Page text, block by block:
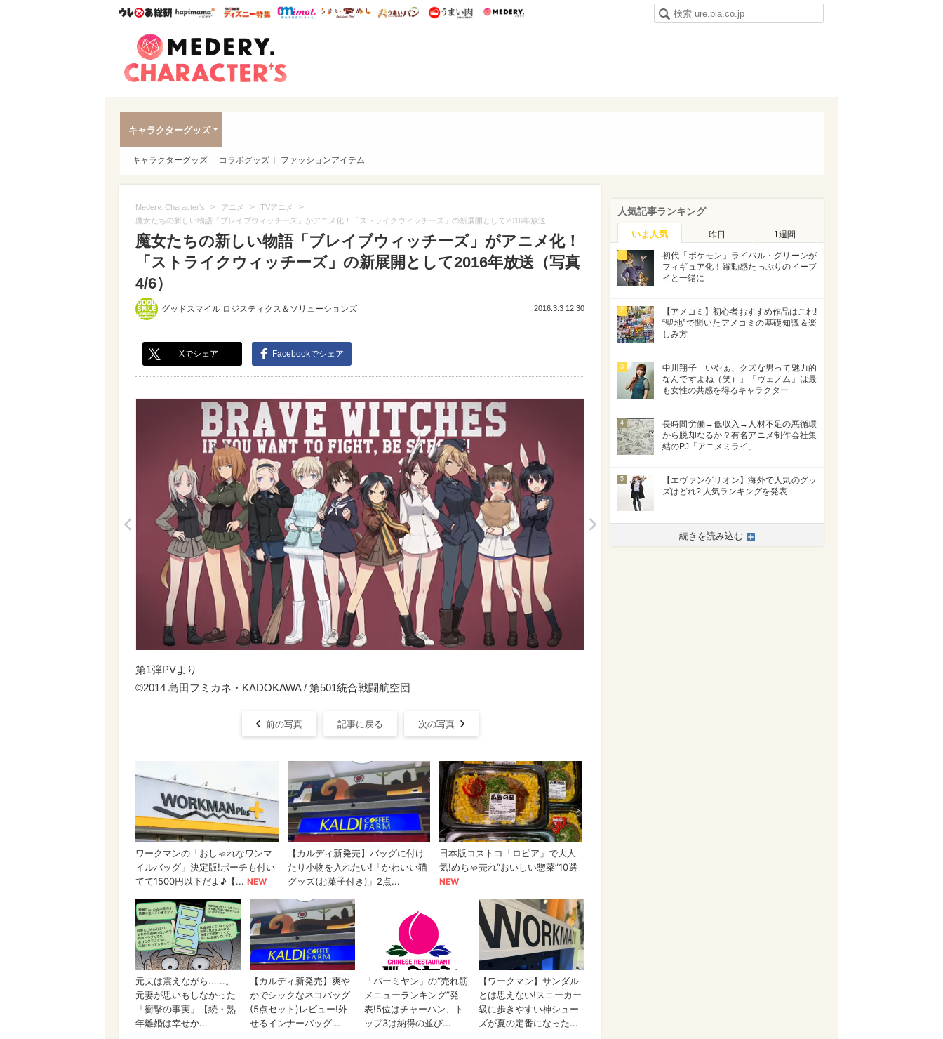
ウレぴあ総研ハピママ* ウレぴあ総研 ディズニー特集
mimot. うまいめし うまいパン うまい肉
キャラクターグッズ
キャラクターグッズ コラボグッズ ファッションアイテム
Medery. Character's > アニメ > TVアニメ >
魔女たちの新しい物語「ブレイブウィッチーズ」がアニメ化！「ストライクウィッチーズ」の新展開として2016年放送
魔女たちの新しい物語「ブレイブウィッチーズ」がアニメ化！
「ストライクウィッチーズ」の新展開として2016年放送（写真
4/6）
グッドスマイル ロジスティクス＆ソリューションズ 2016.3.3 12:30
Xでシェア Facebookでシェア
>
第1弾PVより
©2014 島田フミカネ・KADOKAWA / 第501統合戦闘航空団
前の写真 記事に戻る 次の写真
人気記事ランキング
いま人気 昨日 1週間
1
初代「ポケモン」ライバル・グリーンが
フィギュア化！躍動感たっぷりのイーブ
イと一緒に
2
【アメコミ】初心者おすすめ作品はこれ!
“聖地”で聞いたアメコミの基礎知識＆楽
しみ方
3
中川翔子「いやぁ、クズな男って魅力的
なんですよね（笑）」『ヴェノム』は最
も女性の共感を得るキャラクター
4
長時間労働→低収入→人材不足の悪循環
から脱却なるか？有名アニメ制作会社集
結のPJ「アニメミライ」
5
【エヴァンゲリオン】海外で人気のグッ
ズはどれ? 人気ランキングを発表
続きを読み込む